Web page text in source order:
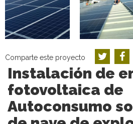
Comparte este proyecto
Instalación de
fotovoltaica de
Autoconsumo